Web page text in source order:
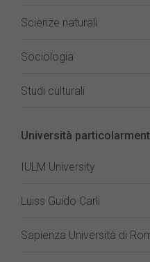
Scienze naturali
Sociologia
Studi culturali
Università
IULM University
Luiss Guido Carli
Sapienza Università di